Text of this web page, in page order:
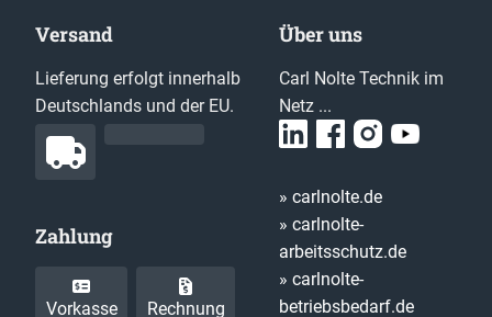
Versand
Lieferung erfolgt innerhalb
Deutschlands und der EU.
Zahlung
Vorkasse Rechnung
Über uns
Carl Nolte Technik im
Netz ...
» carlnolte.de
» carlnolte-
arbeitsschutz.de
» carlnolte-
betriebsbedarf.de